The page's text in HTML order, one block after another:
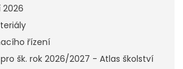
řízení
šk. rok 2026/2027 - Atlas školství